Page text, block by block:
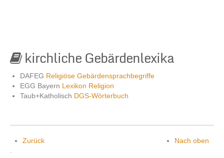
kirchliche Gebärdenlexika
DAFEG Religiöse Gebärdensprachbegriffe
EGG Bayern Lexikon Religion
Taub+Katholisch DGS-Wörterbuch
Zurück
Nach oben